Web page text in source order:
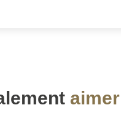
aimer